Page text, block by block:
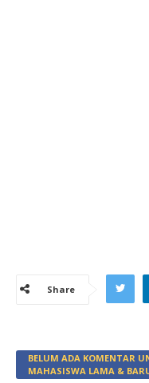
Share
BELUM ADA KOMENTAR
MAHASISWA LAMA &